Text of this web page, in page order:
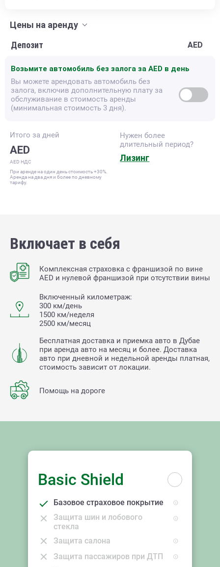
Цены на аренду
Депозит
AED
Возьмите автомобиль без залога за AED в день
Вы можете арендовать автомобиль без
залога, включив дополнительную плату за
обслуживание в стоимость аренды
(минимальная стоимость 3 дня).
Итого за дней
AED
AED НДС
При аренде на один день стоимость +30%.
Аренда на два дня и более по дневному
тарифу.
Нужен более
длительный период?
Лизинг
Включает в себя
Комплексная страховка с франшизой по вине
AED и нулевой франшизой при отсутствии вины
Включенный километраж:
300 км/день
1500 км/неделя
2500 км/месяц
Бесплатная доставка и приемка авто в Дубае
при аренда авто на месяц и более. Доставка
авто при дневной и недельной аренды платная,
стоимость зависит от локации.
Помощь на дороге
Basic Shield
Базовое страховое покрытие
Защита шин и лобового
стекла
Защита салона
Защита пассажиров при ДТП